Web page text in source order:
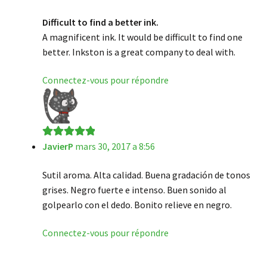
Difficult to find a better ink.
A magnificent ink. It would be difficult to find one
better. Inkston is a great company to deal with.
Connectez-vous pour répondre
Note5sur 5
JavierP mars 30, 2017 a 8:56
Sutil aroma. Alta calidad. Buena gradación de tonos
grises. Negro fuerte e intenso. Buen sonido al
golpearlo con el dedo. Bonito relieve en negro.
Connectez-vous pour répondre